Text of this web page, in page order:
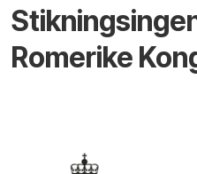
Romerike